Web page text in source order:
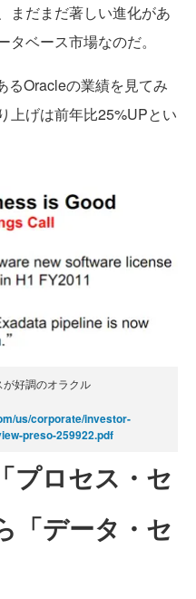
まだまだ著しい進化があ
ベース市場なのだ。
るOracleの業績を見てみ
上げは前年比25%UPとい
好調のオラクル
us/corporate/investor-
preso-259922.pdf
プロセス・セ
「データ・セ